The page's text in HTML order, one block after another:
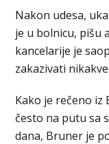
Nakon udesa,
je u bolnicu, pišu
kancelarije je
zakazivati
Kako je rečeno
često na putu sa
dana, Bruner je